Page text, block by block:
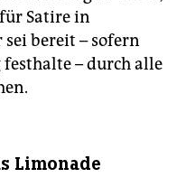
Satire in
sei bereit – sofern
– durch alle
Limonade